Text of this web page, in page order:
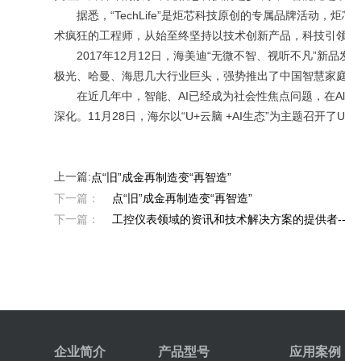
据悉，“TechLife”是炬芯科技原创的专属品牌活动，炬
术疯狂的工程师，从始至终坚持以技术创新产品，科技
2017年12月12日，海美迪“无微不智、视听不凡”新品
极光、哈曼、海思几大行业巨头，强势推出了中国智慧家
在近几年中，智能、AI已经成为社会性焦点问题，在
深化。11月28日，海尔以“U+云脑 +AI生态”为主题召开
上一篇:点“旧”成金再制造变“再智造”
下一篇：
点“旧”成金再制造变“再智造”
下一篇：
工控仪表领域的资讯和技术解决方案的提供者
企业简介 产品型号 应用案例